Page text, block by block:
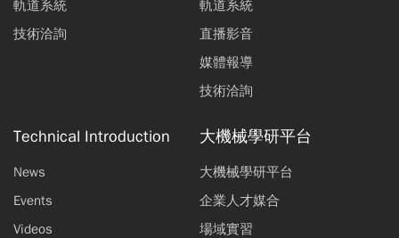
軌道系統
技術洽詢
軌道系統
直播影音
媒體報導
技術洽詢
Technical Introduction
News
Events
Videos
大機械學研平台
大機械學研平台
企業人才媒合
場域實習